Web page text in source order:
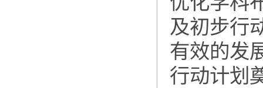
及初步行
有效的发
行动计划